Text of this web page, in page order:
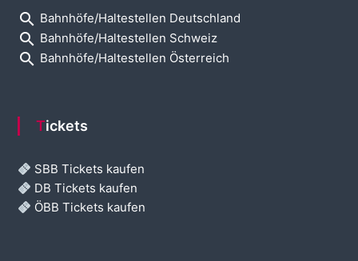
search Bahnhöfe/Haltestellen Deutschland
search Bahnhöfe/Haltestellen Schweiz
search Bahnhöfe/Haltestellen Österreich
Tickets
SBB Tickets kaufen
DB Tickets kaufen
ÖBB Tickets kaufen